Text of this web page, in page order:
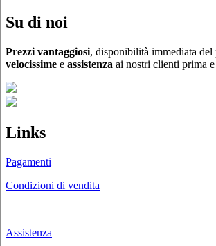
Su di noi
Prezzi vantaggiosi, disponibilità immediata del
velocissime e assistenza ai nostri clienti prima
Links
Pagamenti
Condizioni di vendita
Assistenza